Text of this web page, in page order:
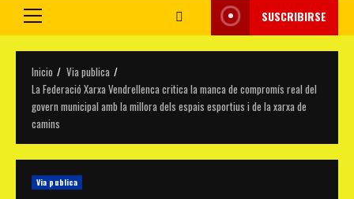
Menú
SUSCRIBIRSE
Inicio
Via publica
La Federació Xarxa Vendrellenca critica la manca de compromís real del
govern municipal amb la millora dels espais esportius i de la xarxa de
camins
Via publica